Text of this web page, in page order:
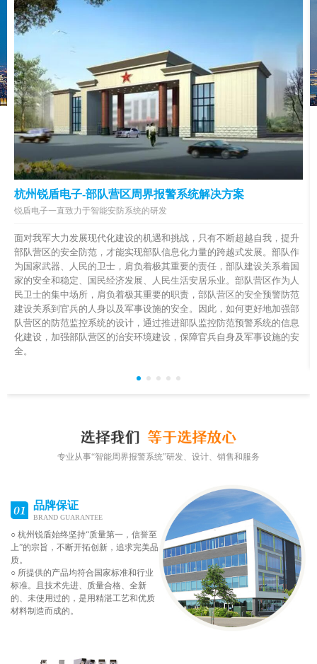
杭州锐盾电子-部队营区周界报警系统解决方案
锐盾电子一直致力于智能安防系统的研发
面对我军大力发展现代化建设的机遇和挑战，只有不断超越自我，提升
部队营区的安全防范，才能实现部队信息化力量的跨越式发展。部队作
为国家武器、人民的卫士，肩负着极其重要的责任，部队建设关系着国
家的安全和稳定、国民经济发展、人民生活安居乐业。部队营区作为人
民卫士的集中场所，肩负着极其重要的职责，部队营区的安全预警防范
建设关系到官兵的人身以及军事设施的安全。因此，如何更好地加强部
队营区的防范监控系统的设计，通过推进部队监控防范预警系统的信息
化建设，加强部队营区的治安环境建设，保障官兵自身及军事设施的安
全。
专业从事“智能周界报警系统”研发、设计、销售和服务
品牌保证
BRAND GUARANTEE
○ 杭州锐盾始终坚持“质量第一，信誉至
上”的宗旨，不断开拓创新，追求完美品
质。
○ 所提供的产品均符合国家标准和行业
标准。且技术先进、质量合格、全新
的、未使用过的，是用精湛工艺和优质
材料制造而成的。